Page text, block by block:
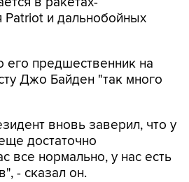
Patriot и дальнобойных
его предшественник на
Джо Байден "так много
вновь заверил, что у
достаточно
все нормально, у нас есть
- сказал он.